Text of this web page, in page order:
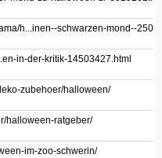
h...inen--schwarzen-mond--
in-der-kritik-14503427.html
zubehoer/halloween/
halloween-ratgeber/
im-zoo-schwerin/